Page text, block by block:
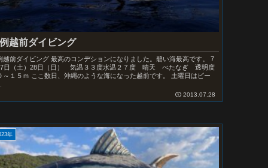
越前ダイビング
越前ダイビング 最高のコンデションになりました。碧い海最高です。 7
日（土）28日（日） 気温３３度水温２７度 晴天 べたなぎ 透明度
～１５ｍ ここ数日、沖縄のような海になった越前です。 土曜日はビー
2013.07.28
年